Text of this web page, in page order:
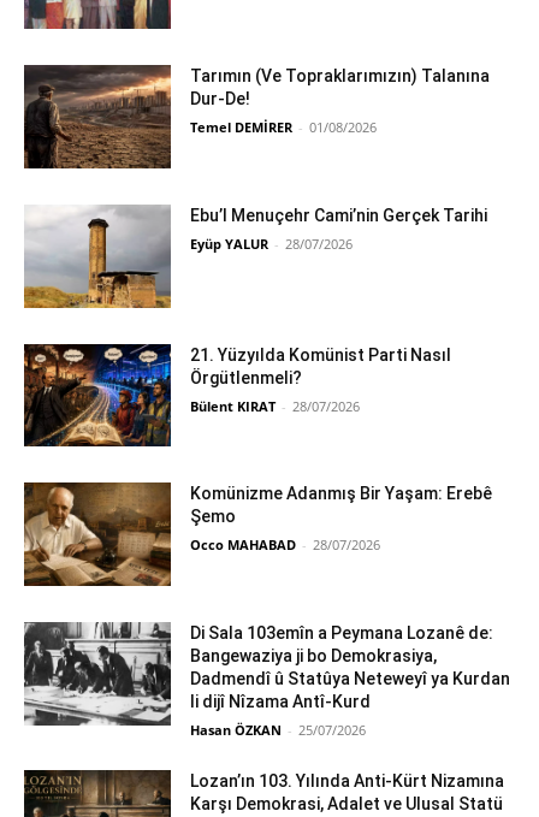
Tarımın (Ve Topraklarımızın) Talanına
Dur-De!
Temel DEMİRER - 01/08/2026
Ebu’l Menuçehr Cami’nin Gerçek Tarihi
Eyüp YALUR - 28/07/2026
21. Yüzyılda Komünist Parti Nasıl
Örgütlenmeli?
Bülent KIRAT - 28/07/2026
Komünizme Adanmış Bir Yaşam: Erebê
Şemo
Occo MAHABAD - 28/07/2026
Di Sala 103emîn a Peymana Lozanê de:
Bangewaziya ji bo Demokrasiya,
Dadmendî û Statûya Neteweyî ya Kurdan
li dijî Nîzama Antî-Kurd
Hasan ÖZKAN - 25/07/2026
Lozan’ın 103. Yılında Anti-Kürt Nizamına
Karşı Demokrasi, Adalet ve Ulusal Statü